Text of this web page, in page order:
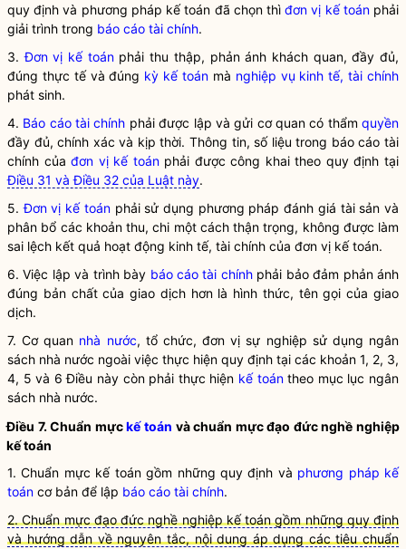
quy định và phương pháp kế toán đã chọn thìđơn vị kế toánphải
giải trình trong báo cáo tài chính.
3.Đơn vị kế toánphải thu thập, phản ánh khách quan, đầy đủ,
đúng thực tế và đúng kỳ kế toán mà nghiệp vụ kinh tế, tài chính
phát sinh.
4. Báo cáo tài chính phải được lập và gửi cơ quan có thẩmquyền
đầy đủ, chính xác và kịp thời. Thông tin, số liệu trong báo cáo tài
chính củađơn vị kế toánphải được công khai theo quy định tại
Điều 31 và Điều 32 của Luật này.
5.Đơn vị kế toánphải sử dụng phương pháp đánh giá tài sản và
phân bổ các khoản thu, chi một cách thận trọng, không được làm
sai lệch kết quả hoạt động kinh tế, tài chính của đơn vị kế toán.
6. Việc lập và trình bày báo cáo tài chínhphải bảo đảm phản ánh
đúng bản chất của giao dịch hơn là hình thức, tên gọi của giao
dịch.
7. Cơ quan nhà nước, tổ chức, đơn vị sự nghiệp sử dụng ngân
sách nhà nước ngoài việc thực hiện quy định tại các khoản 1, 2, 3,
4, 5 và 6 Điều này còn phải thực hiện kế toántheo mục lục ngân
sách nhà nước.
Điều 7. Chuẩn mựckế toán và chuẩn mực đạo đức nghề nghiệp
kế toán
1. Chuẩn mực kế toán gồm những quy định và phương pháp kế
toán cơ bản để lập báo cáo tài chính.
2. Chuẩn mực đạo đức nghề nghiệp kế toán gồm những quy định
và hướng dẫn về nguyên tắc, nội dung áp dụng các tiêu chuẩn